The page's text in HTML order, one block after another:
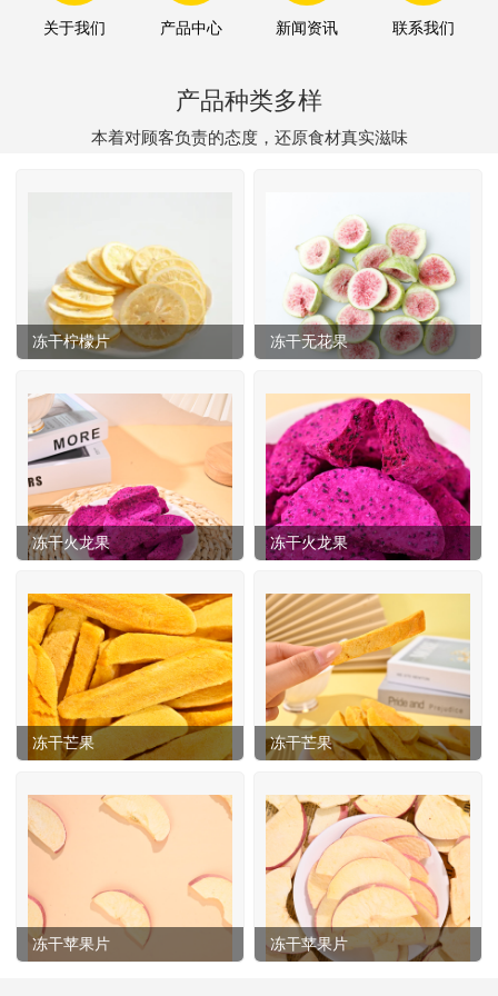
关于我们 产品中心 新闻资讯 联系我们
产品种类多样
本着对顾客负责的态度，还原食材真实滋味
冻干柠檬片 冻干无花果
冻干火龙果 冻干火龙果
冻干芒果 冻干芒果
冻干苹果片 冻干苹果片